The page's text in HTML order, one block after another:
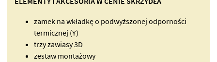
zamek na wkładkę o podwyższonej odporności
termicznej (Y)
trzy zawiasy 3D
zestaw montażowy